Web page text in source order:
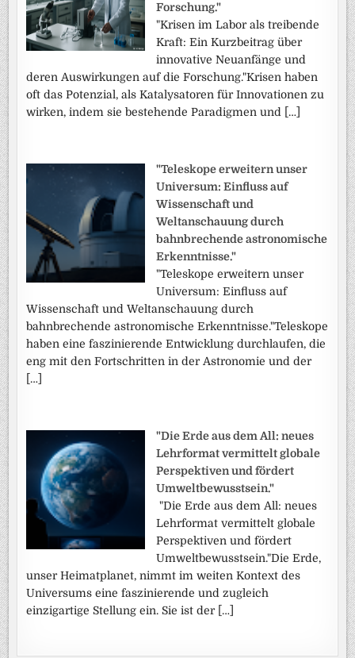
Forschung."
"Krisen im Labor als treibende
Kraft: Ein Kurzbeitrag über
innovative Neuanfänge und
deren Auswirkungen auf die Forschung."Krisen haben
oft das Potenzial, als Katalysatoren für Innovationen zu
wirken, indem sie bestehende Paradigmen und […]
"Teleskope erweitern unser
Universum: Einfluss auf
Wissenschaft und
Weltanschauung durch
bahnbrechende astronomische
Erkenntnisse."
"Teleskope erweitern unser
Universum: Einfluss auf
Wissenschaft und Weltanschauung durch
bahnbrechende astronomische Erkenntnisse."Teleskope
haben eine faszinierende Entwicklung durchlaufen, die
eng mit den Fortschritten in der Astronomie und der
[…]
"Die Erde aus dem All: neues
Lehrformat vermittelt globale
Perspektiven und fördert
Umweltbewusstsein."
"Die Erde aus dem All: neues
Lehrformat vermittelt globale
Perspektiven und fördert
Umweltbewusstsein."Die Erde,
unser Heimatplanet, nimmt im weiten Kontext des
Universums eine faszinierende und zugleich
einzigartige Stellung ein. Sie ist der […]